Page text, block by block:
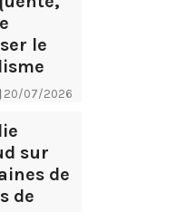
le
20/07/2026
sur
de
de